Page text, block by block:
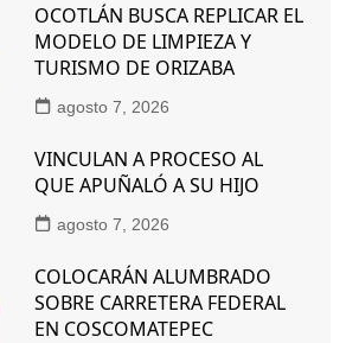
OCOTLÁN BUSCA REPLICAR EL
MODELO DE LIMPIEZA Y
TURISMO DE ORIZABA
agosto 7, 2026
VINCULAN A PROCESO AL
QUE APUÑALÓ A SU HIJO
agosto 7, 2026
COLOCARÁN ALUMBRADO
SOBRE CARRETERA FEDERAL
EN COSCOMATEPEC